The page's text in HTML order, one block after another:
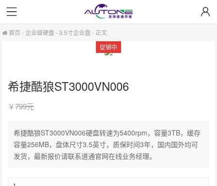
首页 - 企业级硬盘-3.5寸企业盘- 正文
促销中
希捷酷狼ST3000VN006
￥799元
希捷酷狼ST3000VN006硬盘转速为5400rpm，容量3TB，缓存
容量256MB，盘体尺寸3.5英寸，质保时间3年，国内国外均可
发货，最新报价请联系道通官网在线业务经理。